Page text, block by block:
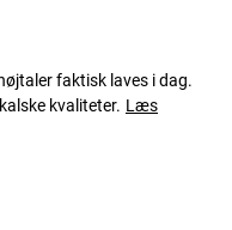
faktisk laves i dag.
kvaliteter. Læs